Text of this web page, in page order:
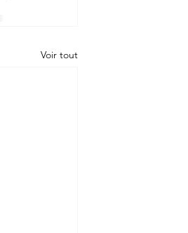
Voir tout